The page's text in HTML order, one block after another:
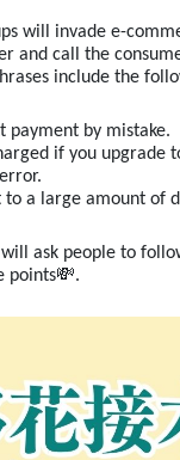
will invade e-
and call the
include the
payment by mistake.
if you upgrade
to a large amount of
ask people to
points💸.